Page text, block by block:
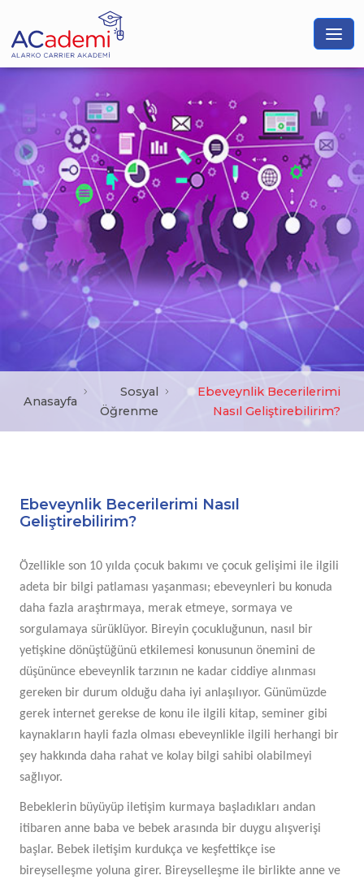
Anasayfa
Sosyal
Öğrenme
Ebeveynlik Becerilerimi
Nasıl Geliştirebilirim?
Ebeveynlik Becerilerimi Nasıl
Geliştirebilirim?
Özellikle son 10 yılda çocuk bakımı ve çocuk gelişimi ile ilgili
adeta bir bilgi patlaması yaşanması; ebeveynleri bu konuda
daha fazla araştırmaya, merak etmeye, sormaya ve
sorgulamaya sürüklüyor. Bireyin çocukluğunun, nasıl bir
yetişkine dönüştüğünü etkilemesi konusunun önemini de
düşününce ebeveynlik tarzının ne kadar ciddiye alınması
gereken bir durum olduğu daha iyi anlaşılıyor. Günümüzde
gerek internet gerekse de konu ile ilgili kitap, seminer gibi
kaynakların hayli fazla olması ebeveynlikle ilgili herhangi bir
şey hakkında daha rahat ve kolay bilgi sahibi olabilmeyi
sağlıyor.
Bebeklerin büyüyüp iletişim kurmaya başladıkları andan
itibaren anne baba ve bebek arasında bir duygu alışverişi
başlar. Bebek iletişim kurdukça ve keşfettikçe ise
bireyselleşme yoluna girer. Bireyselleşme ile birlikte anne ve